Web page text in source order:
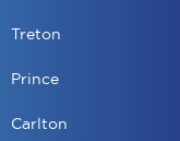
Treton
Prince
Carlton